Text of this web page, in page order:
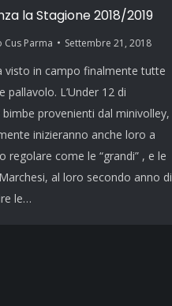
la Stagione 2018/2019
Cus Parma Settembre 21, 2018
visto in campo finalmente tutte
pallavolo. L’Under 12 di
provenienti dal minivolley,
inizieranno anche loro a
regolare come le “grandi” , e le
al loro secondo anno di
le…